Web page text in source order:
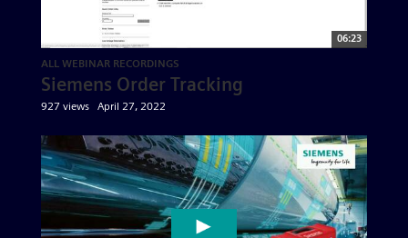
06:23
ALL WEBINAR RECORDINGS
Siemens Order Tracking
927 views April 27, 2022